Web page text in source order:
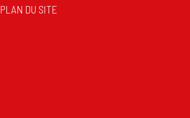
PLAN DU SITE